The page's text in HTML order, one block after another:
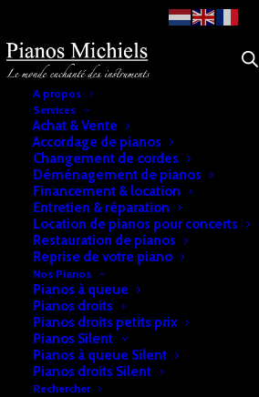
A propos
Services
Achat & Vente
Accordage de pianos
Changement de cordes
Déménagement de pianos
Financement & location
Entretien & réparation
Location de pianos pour concerts
Restauration de pianos
Reprise de votre piano
Nos Pianos
Pianos à queue
Pianos droits
Pianos droits petits prix
Pianos Silent
Pianos à queue Silent
Pianos droits Silent
Rechercher
Boutique
PIANOS MICHIELS